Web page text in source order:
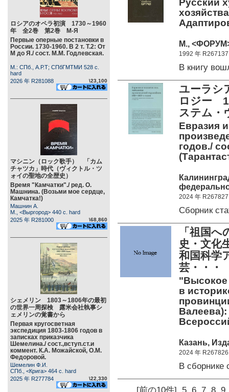
ロシアのオペラ初演 1730～1960
年 全2巻 第2巻 М-Я
Первые оперные постановки в
России. 1730-1960. В 2 т. Т.2: От
М до Я./ сост. М.М. Годлевская.
М.: СПб., А.Р.Т; СПбГМТМИ 528 c.
hard
2026 年 R281088
\23,100
マシニン（ロック歌手） 「カム
チャツカ」時代（ヴィクトル・ツ
ォイの聖地の全歴史）
Время "Камчатки"./ ред. О.
Машнина. (Возьми мое сердце,
Камчатка!)
Машнин А.
М., <Выргород> 440 c. hard
2025 年 R281000
\68,860
シェメリン 1803～1806年の最初
の世界一周探検 露米会社執事シ
ェメリンの覚書から
Первая кругосветная
экспедиция 1803-1806 годов в
записках приказчика
Шемелина./ сост.,вступ.ст.и
коммент. К.А. Можайской, О.М.
Федоровой.
Шемелин Ф.И.
СПб., <Крига> 464 c. hard
2025 年 R277784
\22,330
Русский
М.,
1992 年 R267137
В книгу
ユーラシ
ロジー
ステム・
Евразия
годов./
2024 年 R267827
Сборник
「祖国
史・文化
和国科学
芸・・・
"Высокое
в
Казань,
2024 年 R267826
В сборнике